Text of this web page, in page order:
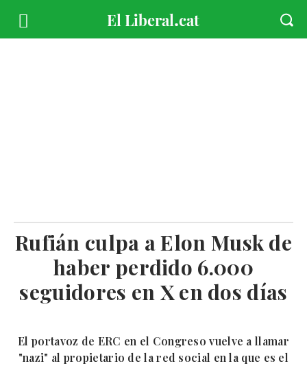
Rufián culpa a Elon Musk de
haber perdido 6.000
seguidores en X en dos días
El portavoz de ERC en el Congreso vuelve a llamar
"nazi" al propietario de la red social en la que es el